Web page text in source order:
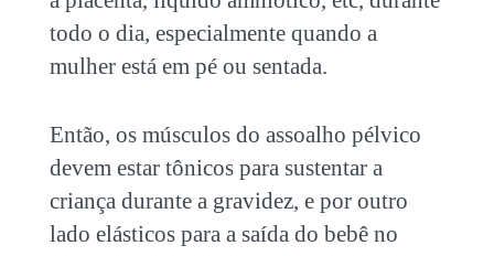
todo o dia, especialmente quando a
mulher está em pé ou sentada.
Então, os músculos do assoalho pélvico
devem estar tônicos para sustentar a
criança durante a gravidez, e por outro
lado elásticos para a saída do bebê no